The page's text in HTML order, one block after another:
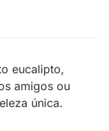
eucalipto,
amigos ou
única.